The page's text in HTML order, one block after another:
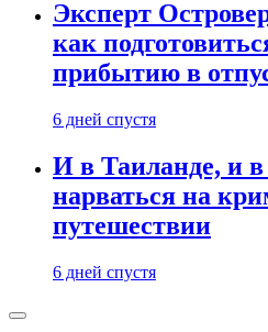
Эксперт
как
прибытию в
6 дней спустя
И в Таиланде, и
нарваться на
путешествии
6 дней спустя